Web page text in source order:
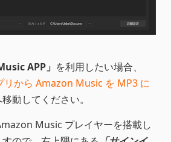
APP」 を利用したい場合、
から Amazon Music を MP3 に
動してください。
Music プレイヤーを搭載し